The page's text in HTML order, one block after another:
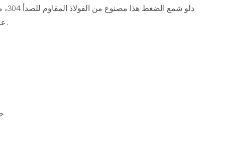
عالية، وسهولة في التشغيل، وأمان وموثوقية عالية.